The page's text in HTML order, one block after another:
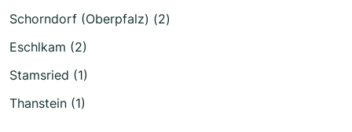
Schorndorf (Oberpfalz) (2)
Eschlkam (2)
Stamsried (1)
Thanstein (1)